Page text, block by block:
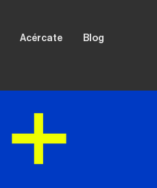
Acércate Blog